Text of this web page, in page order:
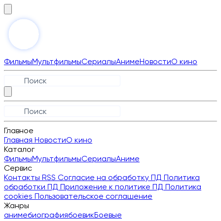
ФильмыМультфильмыСериалыАнимеНовостиО кино
Главное
Главная НовостиО кино
Каталог
ФильмыМультфильмыСериалыАниме
Сервис
Контакты RSS Согласие на обработку ПД Политика
обработки ПД Приложение к политике ПД Политика
cookies Пользовательское соглашение
Жанры
анимебиографиябоевикБоевые